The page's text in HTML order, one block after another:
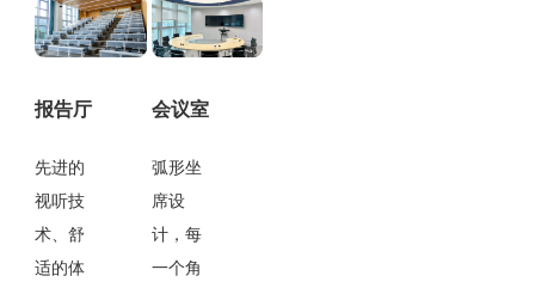
报告厅
先进的
视听技
术、舒
适的体
会议室
弧形坐
席设
计，每
一个角